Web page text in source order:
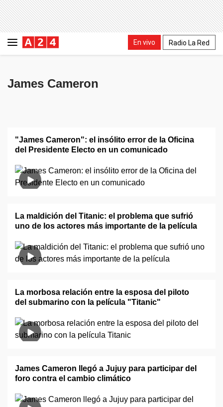
En vivo Radio La Red
James Cameron
"James Cameron": el insólito error de la Oficina
del Presidente Electo en un comunicado
La maldición del Titanic: el problema que sufrió
uno de los actores más importante de la película
La morbosa relación entre la esposa del piloto
del submarino con la película "Titanic"
James Cameron llegó a Jujuy para participar del
foro contra el cambio climático